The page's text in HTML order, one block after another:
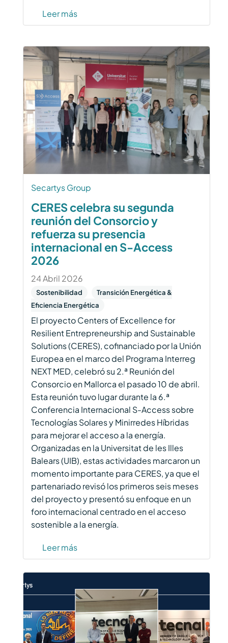
Leer más
Secartys Group
CERES celebra su segunda
reunión del Consorcio y
refuerza su presencia
internacional en S-Access
2026
24 Abril 2026
Sostenibilidad
Transición Energética &
Eficiencia Energética
El proyecto Centers of Excellence for
Resilient Entrepreneurship and Sustainable
Solutions (CERES), cofinanciado por la Unión
Europea en el marco del Programa Interreg
NEXT MED, celebró su 2.ª Reunión del
Consorcio en Mallorca el pasado 10 de abril.
Esta reunión tuvo lugar durante la 6.ª
Conferencia Internacional S-Access sobre
Tecnologías Solares y Minirredes Híbridas
para mejorar el acceso a la energía.
Organizadas en la Universitat de les Illes
Balears (UIB), estas actividades marcaron un
momento importante para CERES, ya que el
partenariado revisó los primeros seis meses
del proyecto y presentó su enfoque en un
foro internacional centrado en el acceso
sostenible a la energía.
Leer más